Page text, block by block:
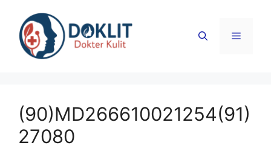
Menu
(90)MD266610021254(91)
27080